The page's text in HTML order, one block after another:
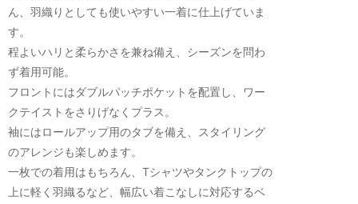
ん、羽織りとしても使いやすい一着に仕上げていま
す。
程よいハリと柔らかさを兼ね備え、シーズンを問わ
ず着用可能。
フロントにはダブルパッチポケットを配置し、ワー
クテイストをさりげなくプラス。
袖にはロールアップ用のタブを備え、スタイリング
のアレンジも楽しめます。
一枚での着用はもちろん、Tシャツやタンクトップの
上に軽く羽織るなど、幅広い着こなしに対応するベ